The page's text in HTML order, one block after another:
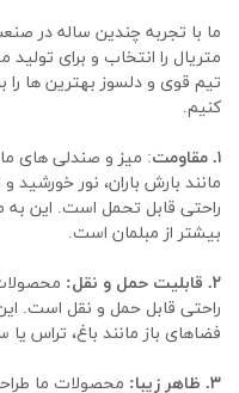
کنیم.
۱. مقاومت
بیشتر از مبلمان است.
۲. قابلیت حمل و نقل:
فضاهای باز مانند باغ، تراس یا
۳. ظاهر زیبا: